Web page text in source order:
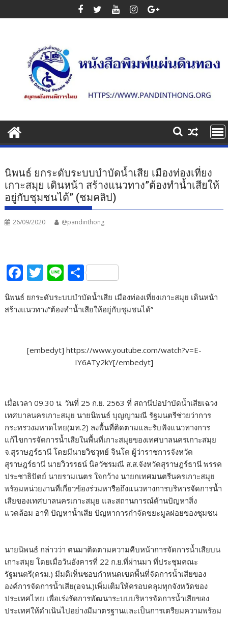
to
นิพนธ์ ยกระดับระบบบำบัดน้ำเสีย เมืองท่องเที่ยง
เกาะสมุย เดินหน้า สร้างแนวทาง”ต้องทำน้ำเสียให้
อยู่กับชุมชนได้” (ชมคลิป)
26/09/2020 @pandinthong
F
ac
e
o
T
w
itt
Li
e
S
h
ar
นิพนธ์ ยกระดับระบบบำบัดน้ำเสีย เมืองท่องเที่ยงเกาะสมุย เดินหน้า
สร้างแนวทาง”ต้องทำน้ำเสียให้อยู่กับชุมชนได้”
[embedyt] https://www.youtube.com/watch?v=E-
IY6ATy2kY[/embedyt]
เมื่อเวลา 09.30 น. วันที่ 25 ก.ย. 2563 ที่ สถานีบ่อบำบัดน้ำเสียเฉวง
เทศบาลนครเกาะสมุย นายนิพนธ์ บุญญามณี รัฐมนตรีช่วยว่าการ
กระทรวงมหาดไทย(มท.2) ลงพื้นที่ติดตามและรับฟังแนวทางการ
แก้ไขการจัดการน้ำเสียในพื้นที่เกาะสมุยของเทศบาลนครเกาะสมุย
จ.สุราษฎร์ธานี โดยมีนายวิชวุทย์ จินโต ผู้ว่าราชการจังหวัด
สุราษฎร์ธานี นายวิวรรธน์ นิลวัชรมณี ส.ส.จังหวัดสุราษฎร์ธานี พรรค
ประชาธิปัตย์ นายรามเนตร ใจกว้าง นายกเทศมนตรีนครเกาะสมุย
พร้อมหน่วยงานที่เกี่ยวข้องร่วมหารือถึงแนวทางการบริหารจัดการน้ำ
เสียของเทศบาลนครเกาะสมุย และสถานการณ์ด้านปัญหาสิ่ง
แวดล้อม อาทิ ปัญหาน้ำเสีย ปัญหาการกำจัดขยะมูลฝอยของชุมชน
นายนิพนธ์ กล่าวว่า ตนมาติดตามความคืบหน้าการจัดการน้ำเสียบน
เกาะสมุย โดยเมื่อวันอังคารที่ 22 ก.ย.ที่ผ่านมา ที่ประชุมคณะ
รัฐมนตรี(ครม.) มีมติเห็นชอบกำหนดเขตพื้นที่จัดการน้ำเสียของ
องค์การจัดการน้ำเสีย(อจน.)เพิ่มเติมให้ครอบคลุมทุกจังหวัดของ
ประเทศไทย เพื่อเร่งรัดการพัฒนาระบบบริหารจัดการน้ำเสียของ
ประเทศให้ดำเนินไปอย่างมีมาตรฐานและเป็นการเตรียมความพร้อม